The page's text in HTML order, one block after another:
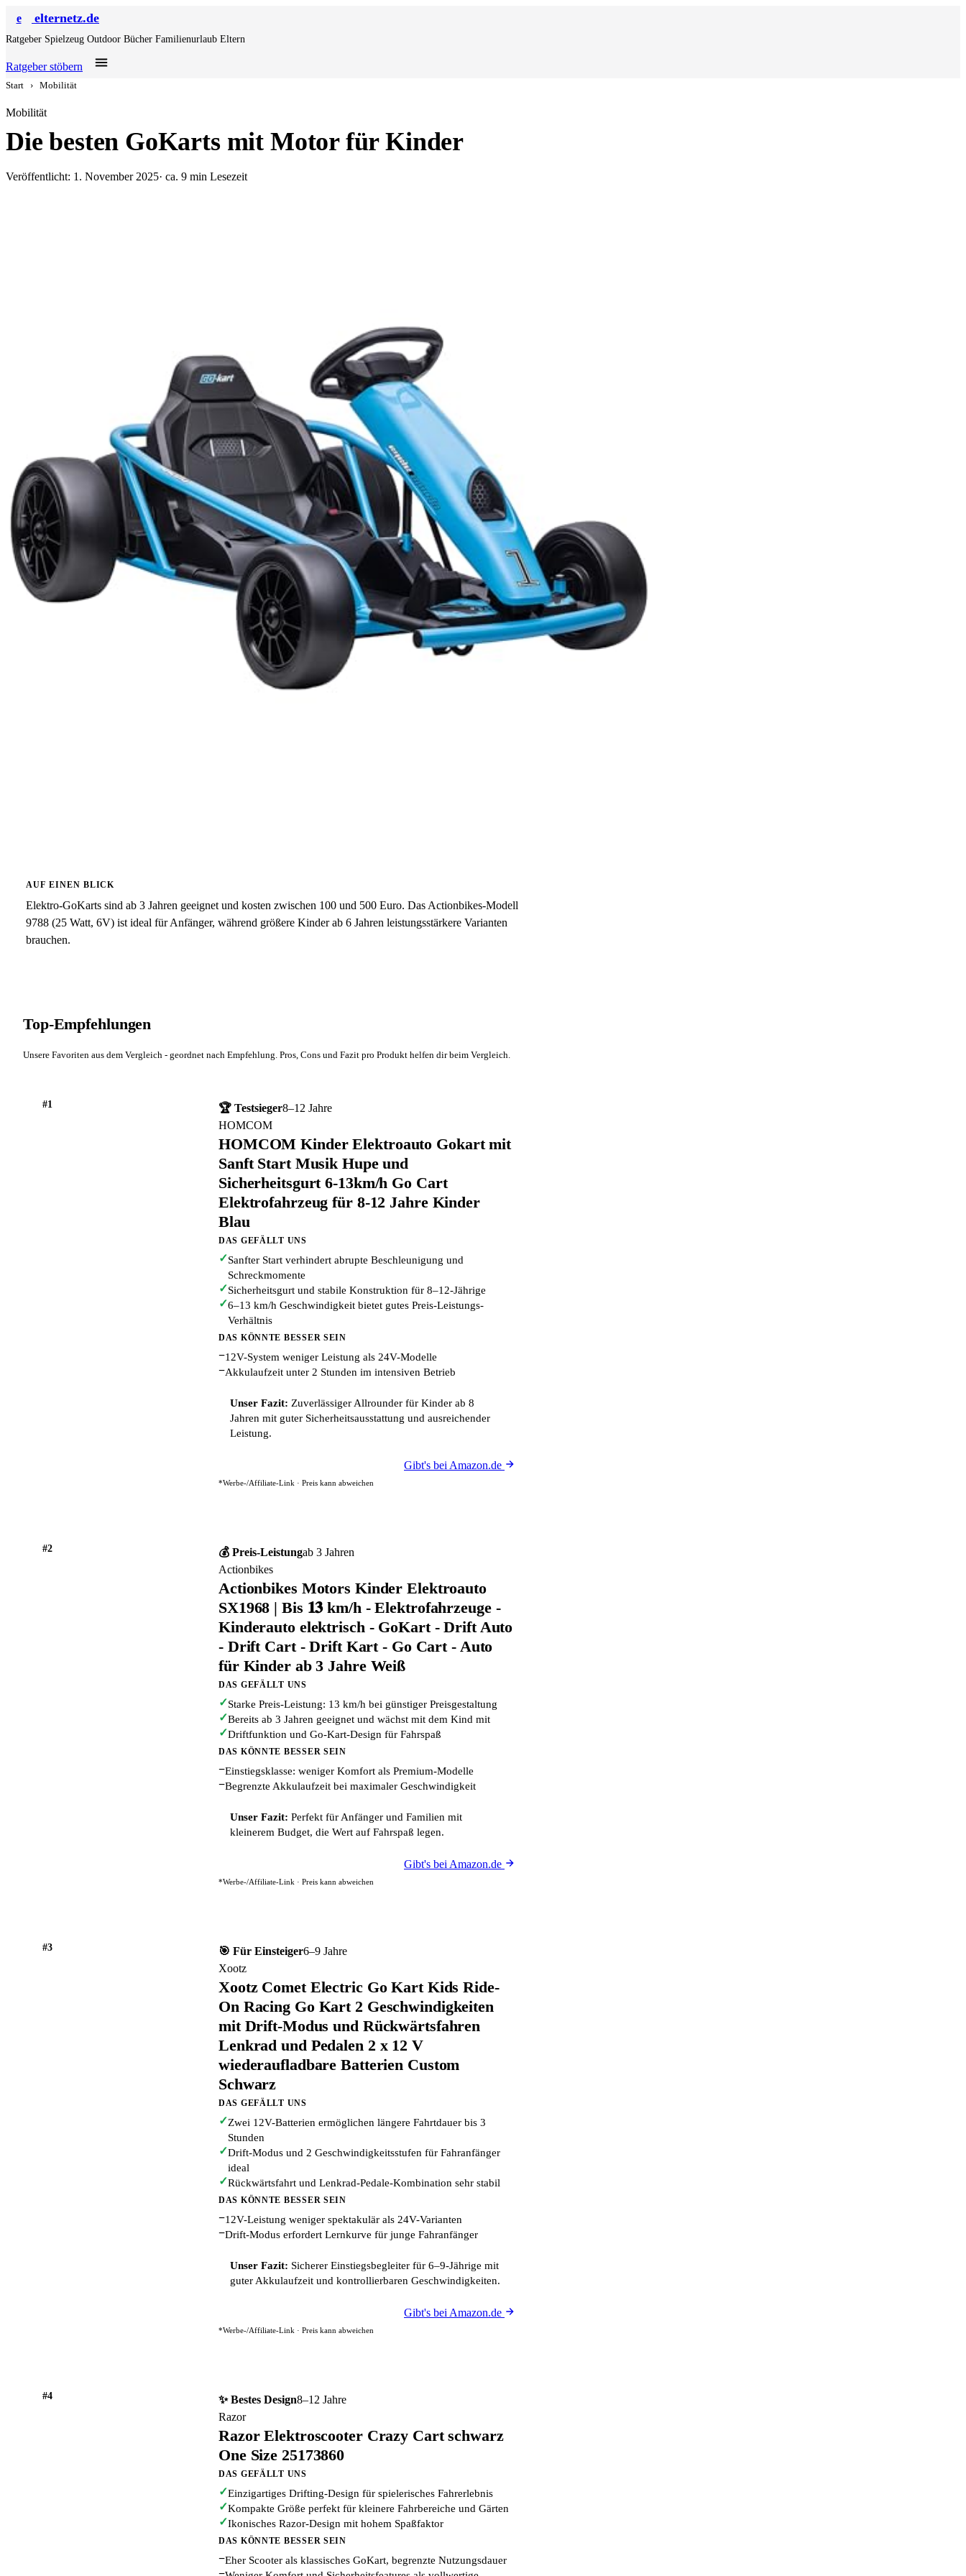
e elternetz.de
Ratgeber Spielzeug Outdoor Bücher Familienurlaub Eltern
Ratgeber stöbern
Start › Mobilität
Mobilität
Die besten GoKarts mit Motor für Kinder
Veröffentlicht: 1. November 2025· ca. 9 min Lesezeit
AUF EINEN BLICK
Elektro-GoKarts sind ab 3 Jahren geeignet und kosten zwischen 100 und 500 Euro. Das Actionbikes-Modell
9788 (25 Watt, 6V) ist ideal für Anfänger, während größere Kinder ab 6 Jahren leistungsstärkere Varianten
brauchen.
Top-Empfehlungen
Unsere Favoriten aus dem Vergleich - geordnet nach Empfehlung. Pros, Cons und Fazit pro Produkt helfen dir beim Vergleich.
#1 🏆 Testsieger8–12 Jahre
HOMCOM
HOMCOM Kinder Elektroauto Gokart mit
Sanft Start Musik Hupe und
Sicherheitsgurt 6-13km/h Go Cart
Elektrofahrzeug für 8-12 Jahre Kinder
Blau
DAS GEFÄLLT UNS
✓Sanfter Start verhindert abrupte Beschleunigung und
Schreckmomente
✓Sicherheitsgurt und stabile Konstruktion für 8–12-Jährige
✓6–13 km/h Geschwindigkeit bietet gutes Preis-Leistungs-
Verhältnis
DAS KÖNNTE BESSER SEIN
−12V-System weniger Leistung als 24V-Modelle
−Akkulaufzeit unter 2 Stunden im intensiven Betrieb
Unser Fazit: Zuverlässiger Allrounder für Kinder ab 8
Jahren mit guter Sicherheitsausstattung und ausreichender
Leistung.
Gibt's bei Amazon.de
*Werbe-/Affiliate-Link · Preis kann abweichen
#2 💰 Preis-Leistungab 3 Jahren
Actionbikes
Actionbikes Motors Kinder Elektroauto
SX1968 | Bis 𝟏𝟑 km/h - Elektrofahrzeuge -
Kinderauto elektrisch - GoKart - Drift Auto
- Drift Cart - Drift Kart - Go Cart - Auto
für Kinder ab 3 Jahre Weiß
DAS GEFÄLLT UNS
✓Starke Preis-Leistung: 13 km/h bei günstiger Preisgestaltung
✓Bereits ab 3 Jahren geeignet und wächst mit dem Kind mit
✓Driftfunktion und Go-Kart-Design für Fahrspaß
DAS KÖNNTE BESSER SEIN
−Einstiegsklasse: weniger Komfort als Premium-Modelle
−Begrenzte Akkulaufzeit bei maximaler Geschwindigkeit
Unser Fazit: Perfekt für Anfänger und Familien mit
kleinerem Budget, die Wert auf Fahrspaß legen.
Gibt's bei Amazon.de
*Werbe-/Affiliate-Link · Preis kann abweichen
#3 🎯 Für Einsteiger6–9 Jahre
Xootz
Xootz Comet Electric Go Kart Kids Ride-
On Racing Go Kart 2 Geschwindigkeiten
mit Drift-Modus und Rückwärtsfahren
Lenkrad und Pedalen 2 x 12 V
wiederaufladbare Batterien Custom
Schwarz
DAS GEFÄLLT UNS
✓Zwei 12V-Batterien ermöglichen längere Fahrtdauer bis 3
Stunden
✓Drift-Modus und 2 Geschwindigkeitsstufen für Fahranfänger
ideal
✓Rückwärtsfahrt und Lenkrad-Pedale-Kombination sehr stabil
DAS KÖNNTE BESSER SEIN
−12V-Leistung weniger spektakulär als 24V-Varianten
−Drift-Modus erfordert Lernkurve für junge Fahranfänger
Unser Fazit: Sicherer Einstiegsbegleiter für 6–9-Jährige mit
guter Akkulaufzeit und kontrollierbaren Geschwindigkeiten.
Gibt's bei Amazon.de
*Werbe-/Affiliate-Link · Preis kann abweichen
#4 ✨ Bestes Design8–12 Jahre
Razor
Razor Elektroscooter Crazy Cart schwarz
One Size 25173860
DAS GEFÄLLT UNS
✓Einzigartiges Drifting-Design für spielerisches Fahrerlebnis
✓Kompakte Größe perfekt für kleinere Fahrbereiche und Gärten
✓Ikonisches Razor-Design mit hohem Spaßfaktor
DAS KÖNNTE BESSER SEIN
−Eher Scooter als klassisches GoKart, begrenzte Nutzungsdauer
−